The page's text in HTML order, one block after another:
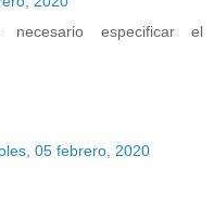
especificar el
05 febrero, 2020